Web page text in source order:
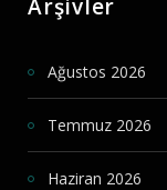
Arşivler
Ağustos 2026
Temmuz 2026
Haziran 2026